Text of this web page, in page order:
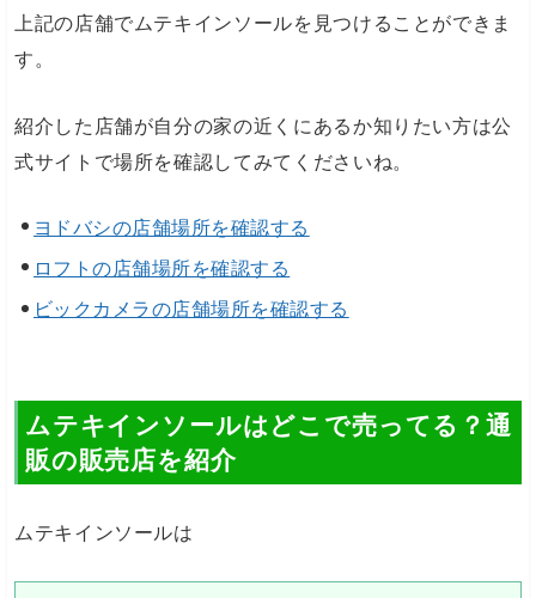
上記の店舗でムテキインソールを見つけることができま
す。
紹介した店舗が自分の家の近くにあるか知りたい方は公
式サイトで場所を確認してみてくださいね。
ヨドバシの店舗場所を確認する
ロフトの店舗場所を確認する
ビックカメラの店舗場所を確認する
ムテキインソールはどこで売ってる？通
販の販売店を紹介
ムテキインソールは